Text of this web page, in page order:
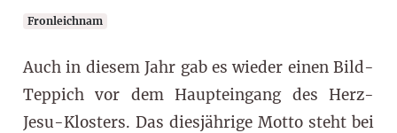
Fronleichnam
Auch in diesem Jahr gab es wieder einen Bild-
Teppich vor dem Haupteingang des Herz-
Jesu-Klosters. Das diesjährige Motto steht bei